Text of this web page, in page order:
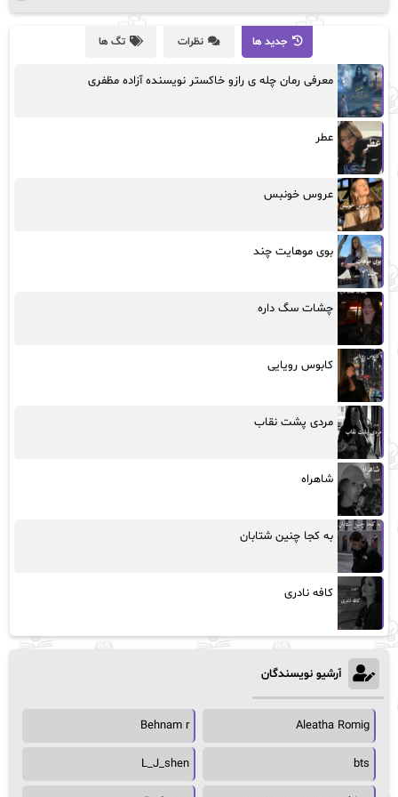
جدید ها نظرات تگ ها
معرفی رمان چله ی رازو خاکستر نویسنده آزاده مظفری
عطر
عروس خونبس
بوی موهایت چند
چشات سگ داره
کابوس رویایی
مردی پشت نقاب
شاهراه
به کجا چنین شتابان
کافه نادری
آرشیو نویسندگان
Aleatha Romig
Behnam r
bts
L_J_shen